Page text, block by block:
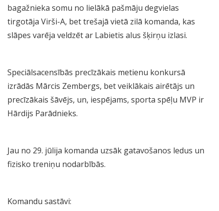
bagažnieka somu no lielākā pašmāju degvielas
tirgotāja Virši-A, bet trešajā vietā zilā komanda, kas
slāpes varēja veldzēt ar Labietis alus šķirņu izlasi.
Speciālsacensībās precīzākais metienu konkursā
izrādās Mārcis Zembergs, bet veiklākais airētājs un
precīzākais šāvējs, un, iespējams, sporta spēļu MVP ir
Hārdijs Parādnieks.
Jau no 29. jūlija komanda uzsāk gatavošanos ledus un
fizisko treniņu nodarbībās.
Komandu sastāvi: